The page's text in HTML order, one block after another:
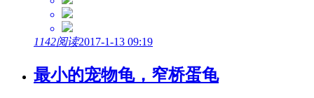
1142阅读2017-1-13 09:19
最小的宠物龟，窄桥蛋龟